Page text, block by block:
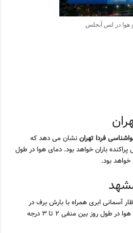
فردا تهراننشان می دهد که
باران خواهد بود. دمای هوا در طول
آسمانی ابری همراه با بارش برف در
مناطق کوهستانی می‌رود. دمای هوا در طول روز بین منفی ۲ تا ۳ درجه